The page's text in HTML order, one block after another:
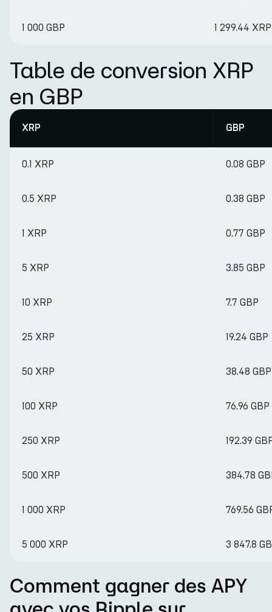
1 000 GBP 1 299.44 XRP
Table de conversion XRP
en GBP
XRP GBP
0.1 XRP 0.08 GBP
0.5 XRP 0.38 GBP
1 XRP 0.77 GBP
5 XRP 3.85 GBP
10 XRP 7.7 GBP
25 XRP 19.24 GBP
50 XRP 38.48 GBP
100 XRP 76.96 GBP
250 XRP 192.39
500 XRP 384.78
1 000 XRP 769.56
5 000 XRP 3 847.8
Comment gagner des APY